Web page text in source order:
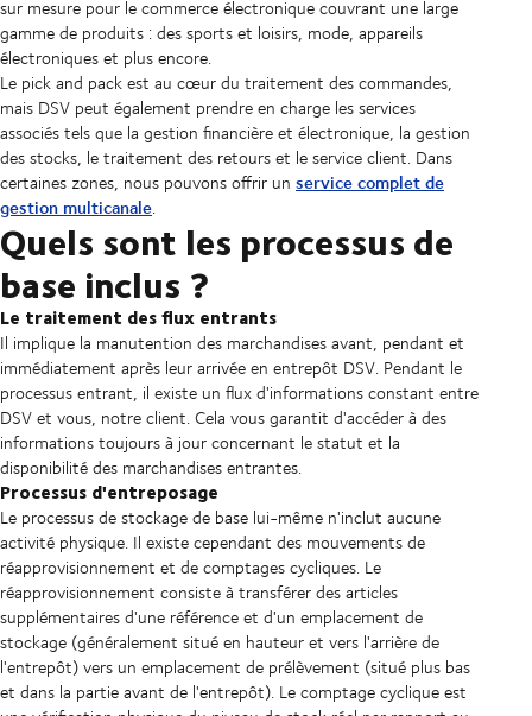
sur mesure pour le commerce électronique couvrant une large
gamme de produits : des sports et loisirs, mode, appareils
électroniques et plus encore.
Le pick and pack est au cœur du traitement des commandes,
mais DSV peut également prendre en charge les services
associés tels que la gestion financière et électronique, la gestion
des stocks, le traitement des retours et le service client. Dans
certaines zones, nous pouvons offrir un service complet de
gestion multicanale.
Quels sont les processus de
base inclus ?
Le traitement des flux entrants
Il implique la manutention des marchandises avant, pendant et
immédiatement après leur arrivée en entrepôt DSV. Pendant le
processus entrant, il existe un flux d'informations constant entre
DSV et vous, notre client. Cela vous garantit d'accéder à des
informations toujours à jour concernant le statut et la
disponibilité des marchandises entrantes.
Processus d'entreposage
Le processus de stockage de base lui-même n'inclut aucune
activité physique. Il existe cependant des mouvements de
réapprovisionnement et de comptages cycliques. Le
réapprovisionnement consiste à transférer des articles
supplémentaires d'une référence et d'un emplacement de
stockage (généralement situé en hauteur et vers l'arrière de
l'entrepôt) vers un emplacement de prélèvement (situé plus bas
et dans la partie avant de l'entrepôt). Le comptage cyclique est